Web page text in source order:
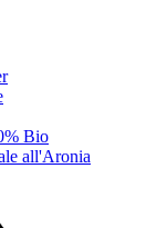
Bio
all'Aronia